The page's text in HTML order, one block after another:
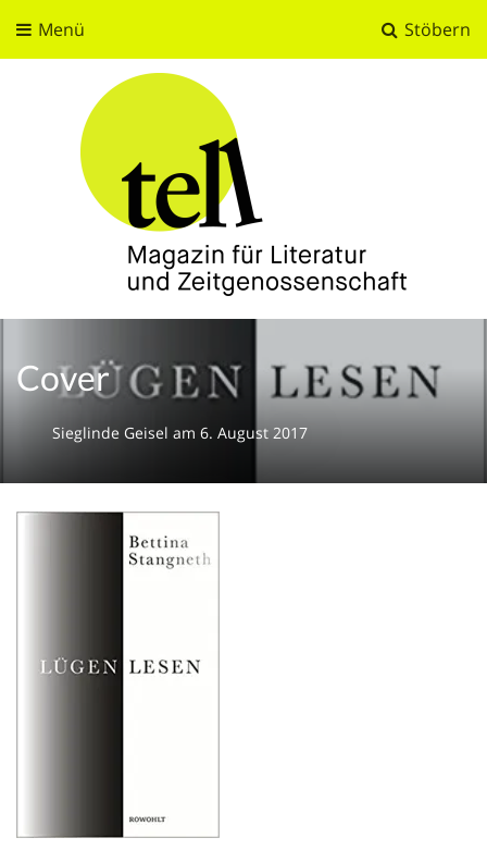
Stöbern
Menü
tell
Cover
Sieglinde Geisel am 6. August 2017